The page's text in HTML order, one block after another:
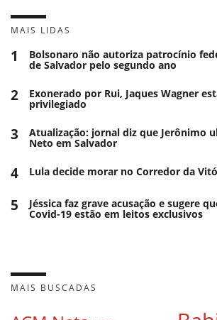
MAIS LIDAS
1 Bolsonaro não autoriza patrocínio
de Salvador pelo segundo ano
2 Exonerado por Rui, Jaques Wagner
privilegiado
3 Atualização: jornal diz que Jerônimo
Neto em Salvador
4 Lula decide morar no Corredor da
5 Jéssica faz grave acusação e sugere
Covid-19 estão em leitos exclusivos
MAIS BUSCADAS